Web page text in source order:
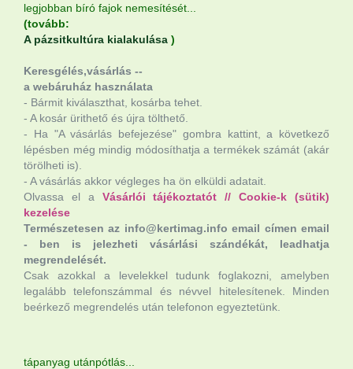
legjobban bíró fajok nemesítését...
(tovább:
A pázsitkultúra kialakulása )
Keresgélés,vásárlás --
a webáruház használata
- Bármit kiválaszthat, kosárba tehet.
- A kosár ürithető és újra tölthető.
- Ha "A vásárlás befejezése" gombra kattint, a következő
lépésben még mindig módosíthatja a termékek számát (akár
törölheti is).
- A vásárlás akkor végleges ha ön elküldi adatait.
Olvassa el a Vásárlói tájékoztatót //Cookie-k (sütik)
kezelése
Természetesen az info@kertimag.info email címen email
- ben is jelezheti vásárlási szándékát, leadhatja
megrendelését.
Csak azokkal a levelekkel tudunk foglakozni, amelyben
legalább telefonszámmal és névvel hitelesítenek. Minden
beérkező megrendelés után telefonon egyeztetünk.
tápanyag utánpótlás...